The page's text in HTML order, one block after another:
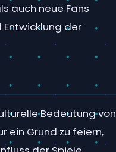
auch neue Fans
der
Bedeutung von
ein Grund zu feiern,